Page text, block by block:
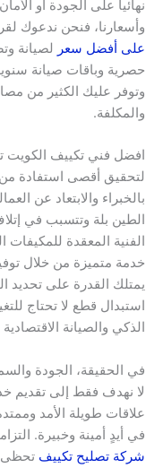
نهائياً على الجودة أو
وأسعارنا، فنحن ندعوك
على أفضل سعر لصيانة
حصرية وباقات صيانة
وتوفر عليك الكثير من
والمكلفة.
افضل فني تكييف الكويت
لتحقيق أقصى استفادة من
بالخبراء والابتعاد عن
الطين بلة وتتسبب في
الفنية المعقدة
خدمة متميزة من خلال
يمتلك القدرة على تحديد
استبدال قطع لا تحتاج
الذكي والصيانة الاقتصادية
في الحقيقة، الجودة
لا نهدف فقط إلى تقديم
علاقات طويلة الأمد
في أيدٍ أمينة وخبيرة.
شركة تصليح تكييف تحظى